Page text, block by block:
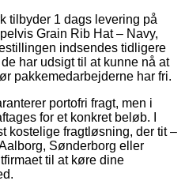
tilbyder 1 dags levering på
Grain Rib Hat – Navy,
indsendes tidligere
har udsigt til at kunne nå at
pakkemedarbejderne har fri.
portofri fragt, men i
for et konkret beløb. I
kostelige fragtløsning, der tit –
Sønderborg eller
til at køre dine